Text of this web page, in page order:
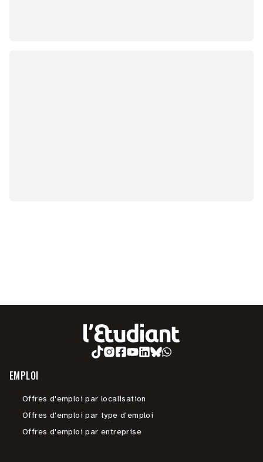
EMPLOI
Offres d'emploi par localisation
Offres d'emploi par type d'emploi
Offres d'emploi par entreprise